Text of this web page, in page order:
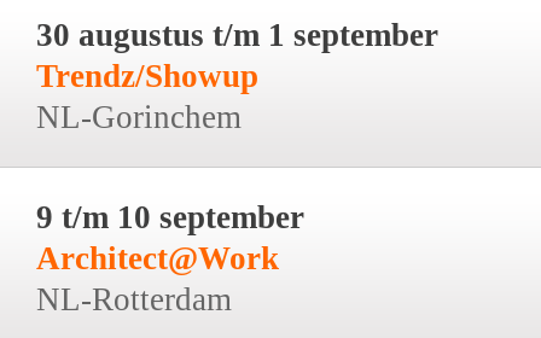
30 augustus t/m 1 september
Trendz/Showup
NL-Gorinchem
9 t/m 10 september
Architect@Work
NL-Rotterdam